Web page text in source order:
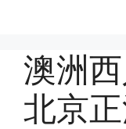
澳洲
北京